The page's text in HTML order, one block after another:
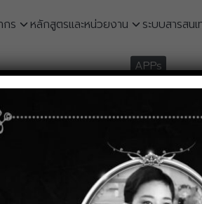
ร หลักสูตรและหน่วยงาน ระบบสารสน
APPs
นักศึกษาโครงการ
พฤศจิกายน 1, 2024
โควตาพิเศษ รอบที่ 3 ดาวน์โหลด